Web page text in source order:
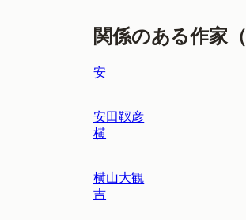
関係のある作家（
安
安田靫彦
横
横山大観
吉